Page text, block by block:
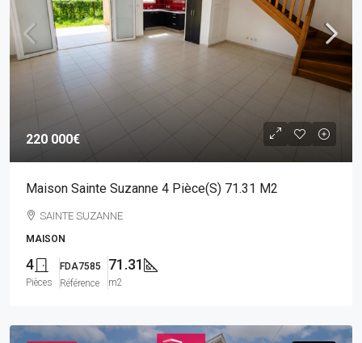
220 000€
Maison Sainte Suzanne 4 Pièce(s) 71.31 M2
SAINTE SUZANNE
MAISON
4
Pièces
FDA7585
Référence
71.31
m2